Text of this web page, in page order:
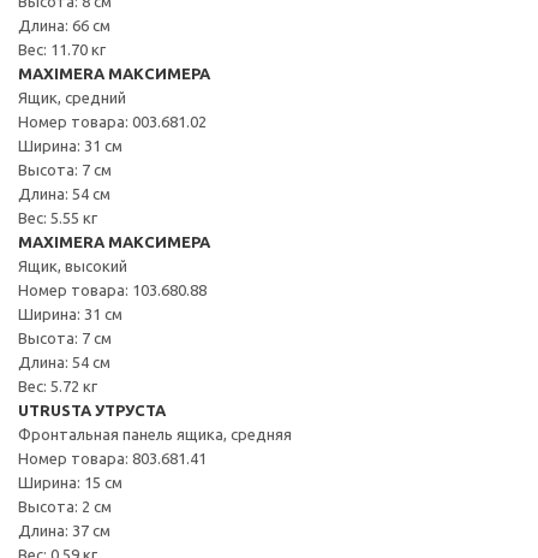
Длина: 66 см
Вес: 11.70 кг
MAXIMERA МАКСИМЕРА
Ящик, средний
Номер товара: 003.681.02
Ширина: 31 см
Высота: 7 см
Длина: 54 см
Вес: 5.55 кг
MAXIMERA МАКСИМЕРА
Ящик, высокий
Номер товара: 103.680.88
Ширина: 31 см
Высота: 7 см
Длина: 54 см
Вес: 5.72 кг
UTRUSTA УТРУСТА
Фронтальная панель ящика, средняя
Номер товара: 803.681.41
Ширина: 15 см
Высота: 2 см
Длина: 37 см
Вес: 0.59 кг